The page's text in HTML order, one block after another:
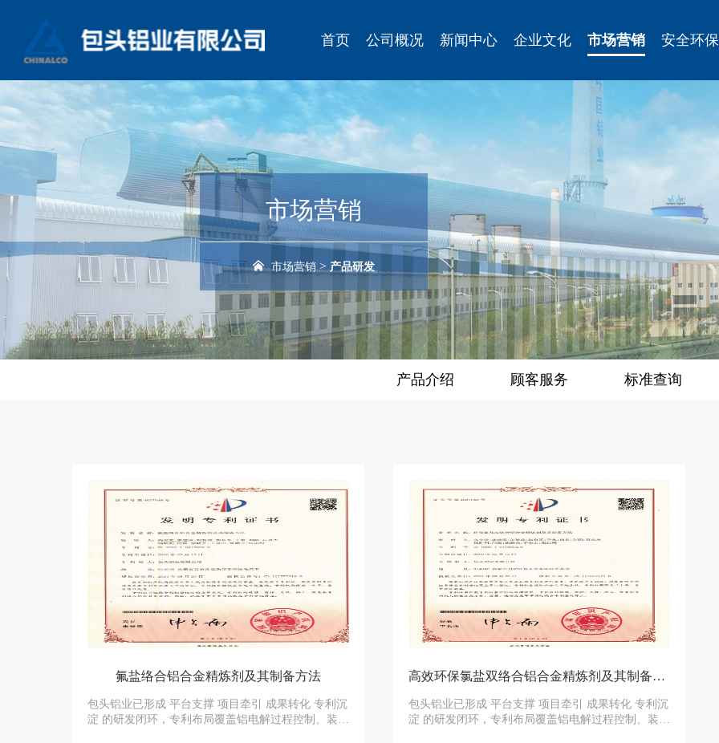
首页 公司概况 新闻中心 企业文化 市场营销 安全环保
市场营销
市场营销 > 产品研发
产品介绍 顾客服务 标准查询
氟盐络合铝合金精炼剂及其制备方法
包头铝业已形成 平台支撑 项目牵引 成果转化 专利沉
淀 的研发闭环，专利布局覆盖铝电解过程控制、装备
高效环保氯盐双络合铝合金精炼剂及其制备方法
包头铝业已形成 平台支撑 项目牵引 成果转化 专利沉
淀 的研发闭环，专利布局覆盖铝电解过程控制、装备